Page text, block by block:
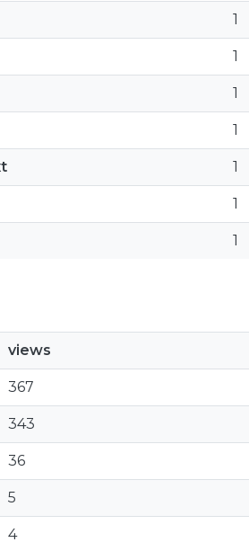
1
1
1
1
1
1
1
views
367
343
36
5
4